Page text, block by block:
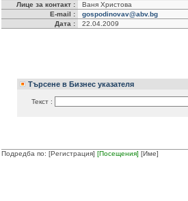
Лице за контакт :
Ваня Христова
E-mail :
gospodinovav@abv.bg
Дата :
22.04.2009
Търсене в Бизнес указателя
Текст :
Подредба по: [Регистрация] [Посещения] [Име]